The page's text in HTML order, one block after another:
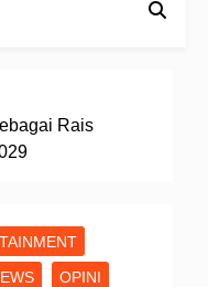
Rais
OPINI